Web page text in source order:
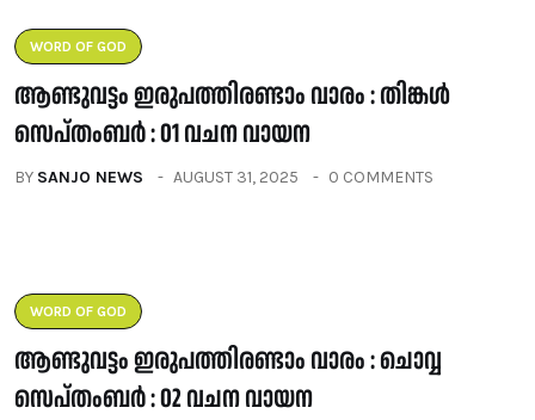
WORD OF GOD
ആണ്ടുവട്ടം ഇരുപത്തിരണ്ടാം വാരം : തിങ്കൾ
സെപ്തംബർ : 01 വചന വായന
BY SANJO NEWS AUGUST 31, 2025 0 COMMENTS
WORD OF GOD
ആണ്ടുവട്ടം ഇരുപത്തിരണ്ടാം വാരം : ചൊവ്വ
സെപ്തംബർ : 02 വചന വായന